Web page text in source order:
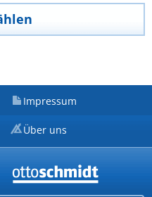
Impressum
Über uns